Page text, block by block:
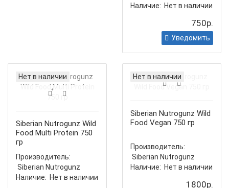
Наличие: Нет в наличии
750р.
Уведомить
Нет в наличии
Siberian Nutrogunz Wild
Food Multi Protein 750
гр
Производитель:
Siberian Nutrogunz
Наличие: Нет в наличии
Нет в наличии
Siberian Nutrogunz Wild
Food Vegan 750 гр
Производитель:
Siberian Nutrogunz
Наличие: Нет в наличии
1800р.